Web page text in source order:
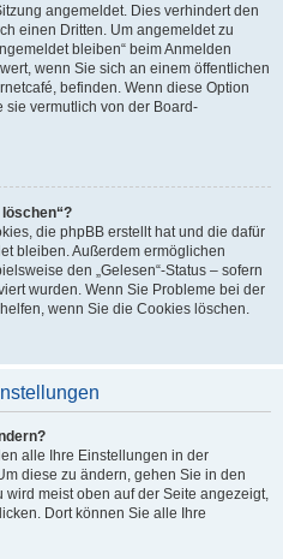
angemeldet. Dies verhindert den
einen Dritten. Um angemeldet zu
bleiben“ beim Anmelden
wenn Sie sich an einem öffentlichen
befinden. Wenn diese Option
sie vermutlich von der Board-
die phpBB erstellt hat und die dafür
bleiben. Außerdem ermöglichen
den „Gelesen“-Status – sofern
wurden. Wenn Sie Probleme bei der
wenn Sie die Cookies löschen.
alle Ihre Einstellungen in der
diese zu ändern, gehen Sie in den
wird meist oben auf der Seite angezeigt,
Dort können Sie alle Ihre